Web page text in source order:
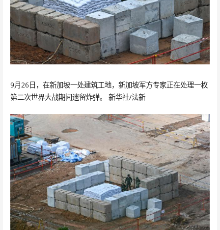
9月26日，在新加坡一处建筑工地，新加坡军方专家正在处理一枚
第二次世界大战期间遗留炸弹。 新华社/法新